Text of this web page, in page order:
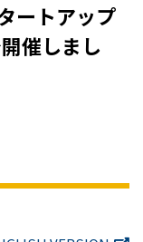
ートアップ
催しまし